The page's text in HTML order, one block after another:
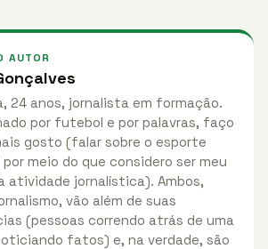
AUTOR
24 anos, jornalista em formação.
por futebol e por palavras, faço
gosto (falar sobre o esporte
meio do que considero ser meu
atividade jornalística). Ambos,
vão além de suas
(pessoas correndo atrás de uma
fatos) e, na verdade, são